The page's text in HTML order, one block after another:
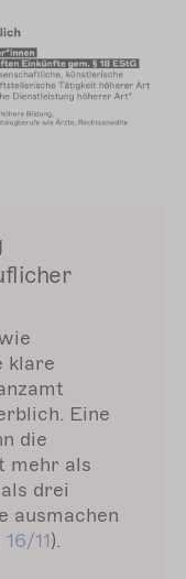
klare
Eine
die
mehr als
drei
ausmachen
11).